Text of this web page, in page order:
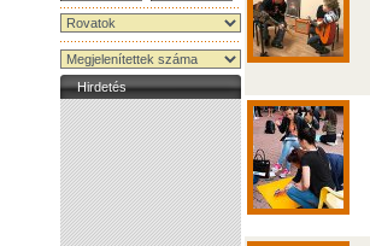
Hirdetés